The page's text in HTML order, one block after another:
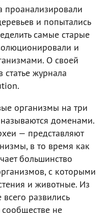
проанализировали
и попытались
самые старые
и
О своей
статье журнала
организмы на три
доменами.
— представляют
в то время как
большинство
с которыми
и животные. Из
развились
не